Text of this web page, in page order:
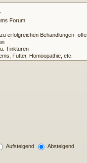
Aufsteigend Absteigend